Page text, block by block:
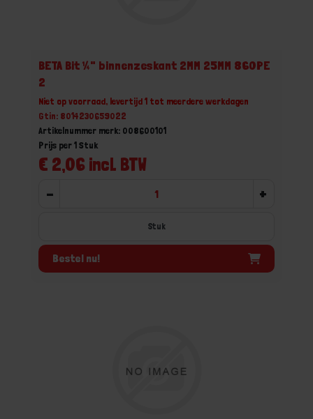
BETA Bit ¼" binnenzeskant 2MM 25MM 860PE
2
Niet op voorraad, levertijd 1 tot meerdere werkdagen
Gtin: 8014230659022
Artikelnummer merk: 008600101
€ 2,06 incl. BTW
Prijs per 1 Stuk
- +
Stuk
Bestel nu!